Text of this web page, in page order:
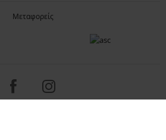
Μεταφορείς